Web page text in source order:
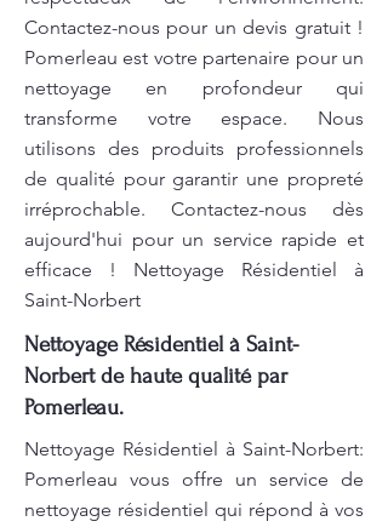
Contactez-nous pour un devis gratuit !
Pomerleau est votre partenaire pour un
nettoyage en profondeur qui
transforme votre espace. Nous
utilisons des produits professionnels
de qualité pour garantir une propreté
irréprochable. Contactez-nous dès
aujourd'hui pour un service rapide et
efficace ! Nettoyage Résidentiel à
Saint-Norbert
Nettoyage Résidentiel à Saint-
Norbert de haute qualité par
Pomerleau.
Nettoyage Résidentiel à Saint-Norbert:
Pomerleau vous offre un service de
nettoyage résidentiel qui répond à vos